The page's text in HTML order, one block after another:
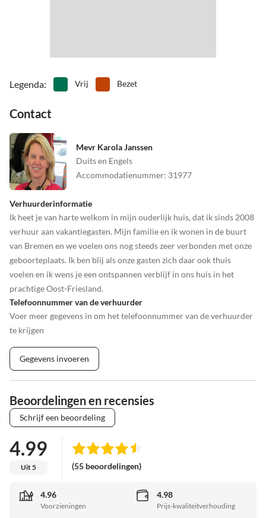
Legenda: Vrij Bezet
Contact
Mevr Karola Janssen
Duits en Engels
Accommodatienummer: 31977
Verhuurderinformatie
Ik heet je van harte welkom in mijn ouderlijk huis, dat ik sinds 2008
verhuur aan vakantiegasten. Mijn familie en ik wonen in de buurt
van Bremen en we voelen ons nog steeds zeer verbonden met onze
geboorteplaats. Ik ben blij als onze gasten zich daar ook thuis
voelen en ik wens je een ontspannen verblijf in ons huis in het
prachtige Oost-Friesland.
Telefoonnummer van de verhuurder
Voer meer gegevens in om het telefoonnummer van de verhuurder
te krijgen
Gegevens invoeren
Beoordelingen en recensies
Schrijf een beoordeling
4.99
Uit 5 (55 beoordelingen)
4.96
Voorzieningen
4.98
Prijs-kwaliteitverhouding